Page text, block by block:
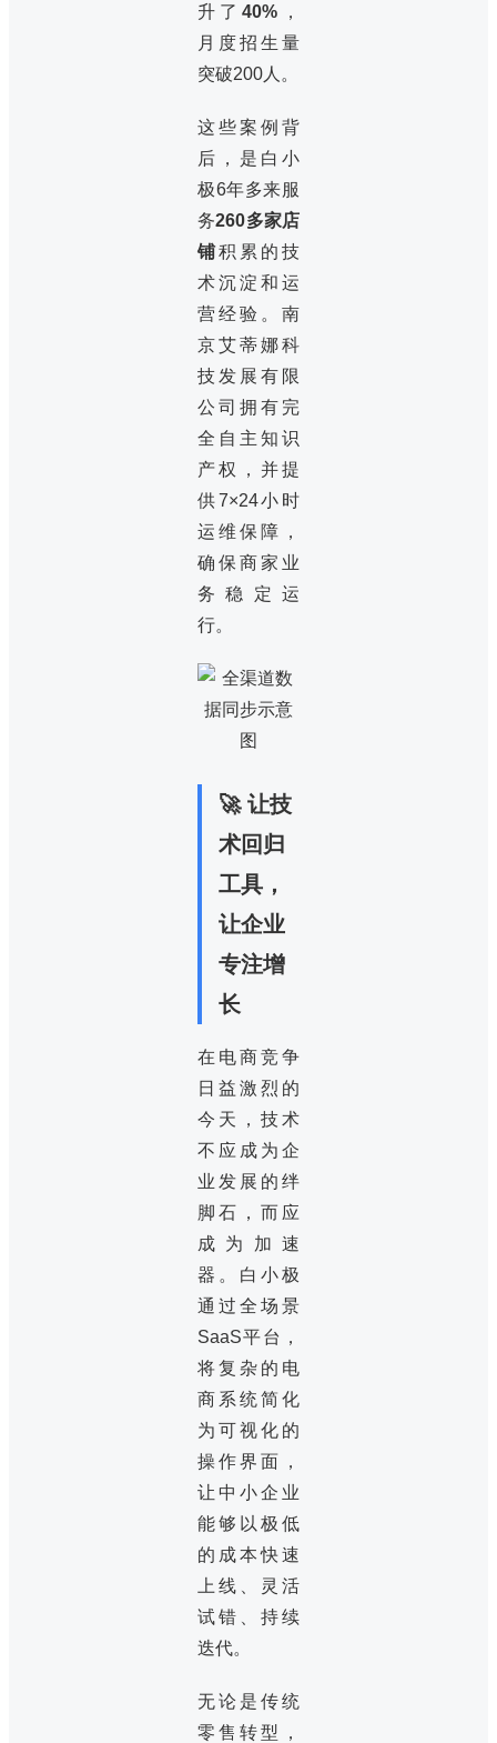
升了 40% ，
月度招生量
突破200人。
这些案例背
后，是白小
极6年多来服
务260多家店
铺积累的技
术沉淀和运
营经验。南
京艾蒂娜科
技发展有限
公司拥有完
全自主知识
产权，并提
供7×24小时
运维保障，
确保商家业
务稳定运
行。
🚀 让技
术回归
工具，
让企业
专注增
长
在电商竞争
日益激烈的
今天，技术
不应成为企
业发展的绊
脚石，而应
成为加速
器。白小极
通过全场景
SaaS平台，
将复杂的电
商系统简化
为可视化的
操作界面，
让中小企业
能够以极低
的成本快速
上线、灵活
试错、持续
迭代。
无论是传统
零售转型，